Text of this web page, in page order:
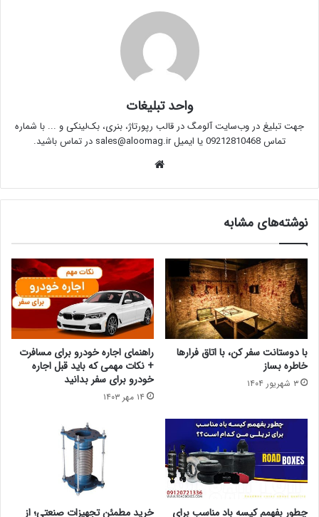
واحد تبلیغات
جهت تبلیغ در وب‌سایت آلومگ در قالب رپورتاژ، بنری، بک‌لینکی و ... با شماره
تماس 09212810468 یا ایمیل sales@aloomag.ir در تماس باشید.
ت
نوشته‌های مشابه
با دوستانت سفر کن، با اتاق فرارها
خاطره بساز
۳ شهریور ۱۴۰۴
راهنمای اجاره خودرو برای مسافرت
+ نکات مهمی که باید قبل اجاره
خودرو برای سفر بدانید
۱۴ مهر ۱۴۰۳
چطور بفهمم کیسه باد مناسب برای
خرید مطمئن تجهیزات صنعتی؛ از